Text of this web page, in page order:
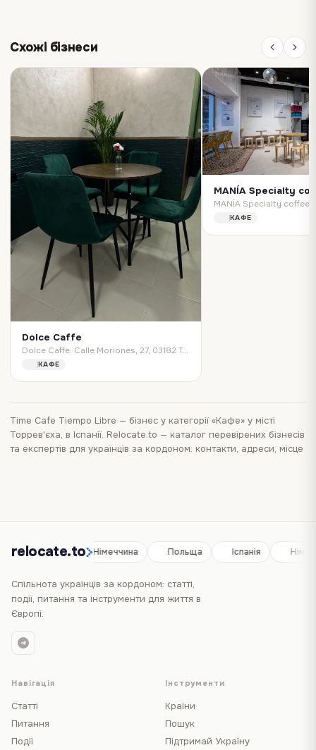
Схожі бізнеси
Dolce Caffe
Dolce Caffe. Calle Moriones, 27, 03182 Torrevieja, Alicante, Spain
КАФЕ
MANÍA Specialty
КАФЕ
Time Cafe Tiempo Libre — бізнес у категорії «Кафе» у місті
Торрев'єха, в Іспанії. Relocate.to — каталог перевірених бізнесів
та експертів для українців за кордоном: контакти, адреси, місце
relocate.to
Іспанія Німеччина Польща Іспанія
Спільнота українців за кордоном: статті,
події, питання та інструменти для життя в
Європі.
Навігація
Статті
Питання
Події
Інструменти
Країни
Пошук
Підтримай Україну